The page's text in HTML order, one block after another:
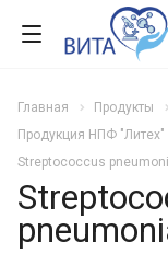
Главная Продукты
Продукция НПФ "Литех"
Streptococcus